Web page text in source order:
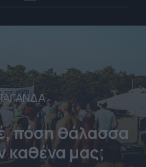
πόση θάλασσα
καθένα μας;